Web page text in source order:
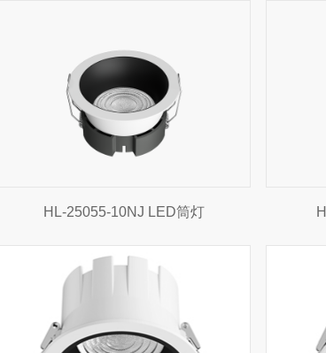
HL-25055-10NJ LED筒灯